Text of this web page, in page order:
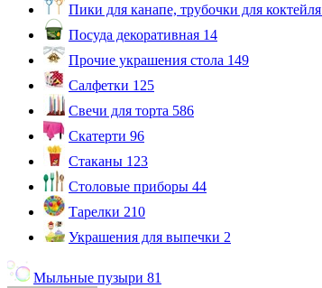
Пики для канапе, трубочки для коктейля
Посуда декоративная 14
Прочие украшения стола 149
Салфетки 125
Свечи для торта 586
Скатерти 96
Стаканы 123
Столовые приборы 44
Тарелки 210
Украшения для выпечки 2
Мыльные пузыри 81